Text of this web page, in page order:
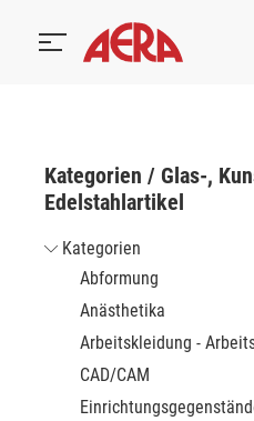
Kategorien / Glas-,
Edelstahlartikel
Kategorien
Abformung
Anästhetika
Arbeitskleidung -
CAD/CAM